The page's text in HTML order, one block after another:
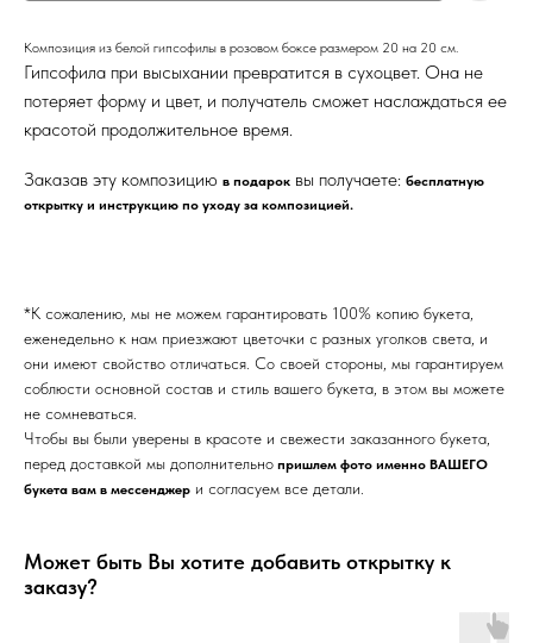
Композиция из белой гипсофилы в розовом боксе размером 20 на 20 см.
Гипсофила при высыхании превратится в сухоцвет. Она не
потеряет форму и цвет, и получатель сможет наслаждаться ее
красотой продолжительное время.
Заказав эту композицию в подарок вы получаете: бесплатную
открытку и инструкцию по уходу за композицией.
*К сожалению, мы не можем гарантировать 100% копию букета,
еженедельно к нам приезжают цветочки с разных уголков света, и
они имеют свойство отличаться. Со своей стороны, мы гарантируем
соблюсти основной состав и стиль вашего букета, в этом вы можете
не сомневаться.
Чтобы вы были уверены в красоте и свежести заказанного букета,
перед доставкой мы дополнительно пришлем фото именно ВАШЕГО
букета вам в мессенджер и согласуем все детали.
Может быть Вы хотите добавить открытку к
заказу?